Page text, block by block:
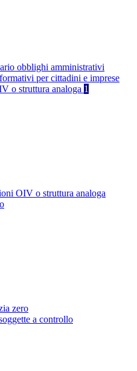
obblighi amministrativi
per cittadini e imprese
o struttura analoga 1
OIV o struttura analoga
zero
a controllo